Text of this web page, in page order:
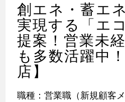
創エネ・蓄エ
実現する「エ
提案！営業未
も多数活躍中
店】
職種：営業職（新規顧客